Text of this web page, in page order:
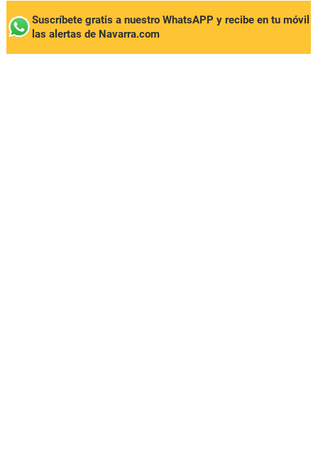
Suscríbete gratis a nuestro WhatsAPP y recibe en tu móvil
las alertas de Navarra.com